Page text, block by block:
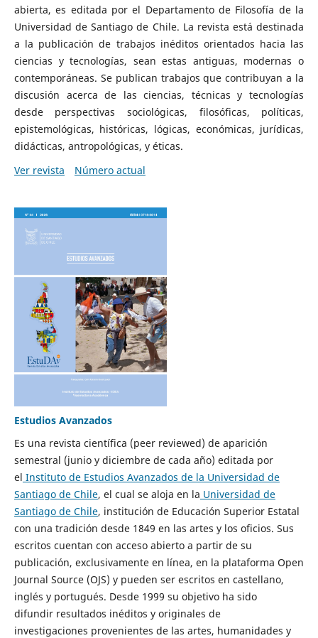
abierta, es editada por el Departamento de Filosofía de la
Universidad de Santiago de Chile. La revista está destinada
a la publicación de trabajos inéditos orientados hacia las
ciencias y tecnologías, sean estas antiguas, modernas o
contemporáneas. Se publican trabajos que contribuyan a la
discusión acerca de las ciencias, técnicas y tecnologías
desde perspectivas sociológicas, filosóficas, políticas,
epistemológicas, históricas, lógicas, económicas, jurídicas,
didácticas, antropológicas, y éticas.
Ver revista
Número actual
Estudios Avanzados
Es una revista científica (peer reviewed) de aparición
semestral (junio y diciembre de cada año) editada por
el Instituto de Estudios Avanzados de la Universidad de
Santiago de Chile, el cual se aloja en la Universidad de
Santiago de Chile, institución de Educación Superior Estatal
con una tradición desde 1849 en las artes y los oficios. Sus
escritos cuentan con acceso abierto a partir de su
publicación, exclusivamente en línea, en la plataforma Open
Journal Source (OJS) y pueden ser escritos en castellano,
inglés y portugués. Desde 1999 su objetivo ha sido
difundir resultados inéditos y originales de
investigaciones provenientes de las artes, humanidades y